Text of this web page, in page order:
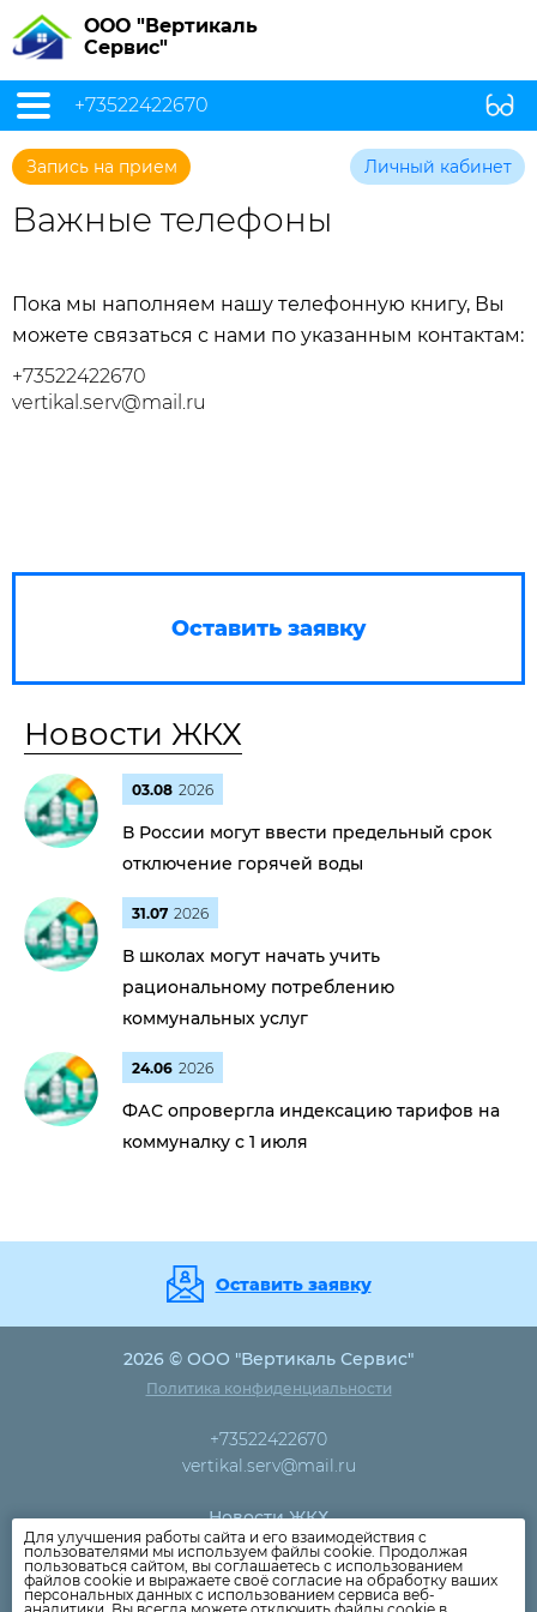
ООО "Вертикаль
Сервис"
+73522422670
Запись на прием Личный кабинет
Важные телефоны
Пока мы наполняем нашу телефонную книгу, Вы
можете связаться с нами по указанным контактам:
+73522422670
vertikal.serv@mail.ru
Оставить заявку
Новости ЖКХ
03.08 2026
В России могут ввести предельный срок
отключение горячей воды
31.07 2026
В школах могут начать учить
рациональному потреблению
коммунальных услуг
24.06 2026
ФАС опровергла индексацию тарифов на
коммуналку с 1 июля
Оставить заявку
2026 © ООО "Вертикаль Сервис"
Политика конфиденциальности
+73522422670
vertikal.serv@mail.ru
Новости ЖКХ
Новости компании
Как оплатить
Дома
Для улучшения работы сайта и его взаимодействия с
пользователями мы используем файлы cookie. Продолжая
пользоваться сайтом, вы соглашаетесь с использованием
файлов cookie и выражаете своё согласие на обработку ваших
персональных данных с использованием сервиса веб-